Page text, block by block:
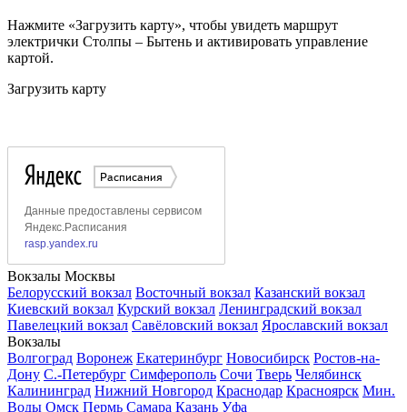
Нажмите «Загрузить карту», чтобы увидеть маршрут
электрички Столпы – Бытень и активировать управление
картой.
Загрузить карту
Вокзалы Москвы
Белорусский вокзал Восточный вокзал Казанский вокзал
Киевский вокзал Курский вокзал Ленинградский вокзал
Павелецкий вокзал Савёловский вокзал Ярославский вокзал
Вокзалы
Волгоград Воронеж Екатеринбург Новосибирск Ростов-на-
Дону С.-Петербург Симферополь Сочи Тверь Челябинск
Калининград Нижний Новгород Краснодар Красноярск Мин.
Воды Омск Пермь Самара Казань Уфа